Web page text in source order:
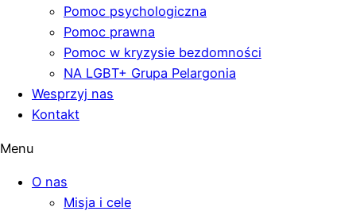
Pomoc psychologiczna
Pomoc prawna
Pomoc w kryzysie bezdomności
NA LGBT+ Grupa Pelargonia
Wesprzyj nas
Kontakt
Menu
O nas
Misja i cele